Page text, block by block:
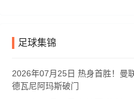
足球集锦
2026年07月25日 热身首胜！曼
德瓦尼阿玛斯破门